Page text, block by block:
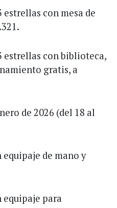
con mesa de
estrellas con biblioteca,
gratis, a
de 2026 (del 18 al
de mano y
equipaje para